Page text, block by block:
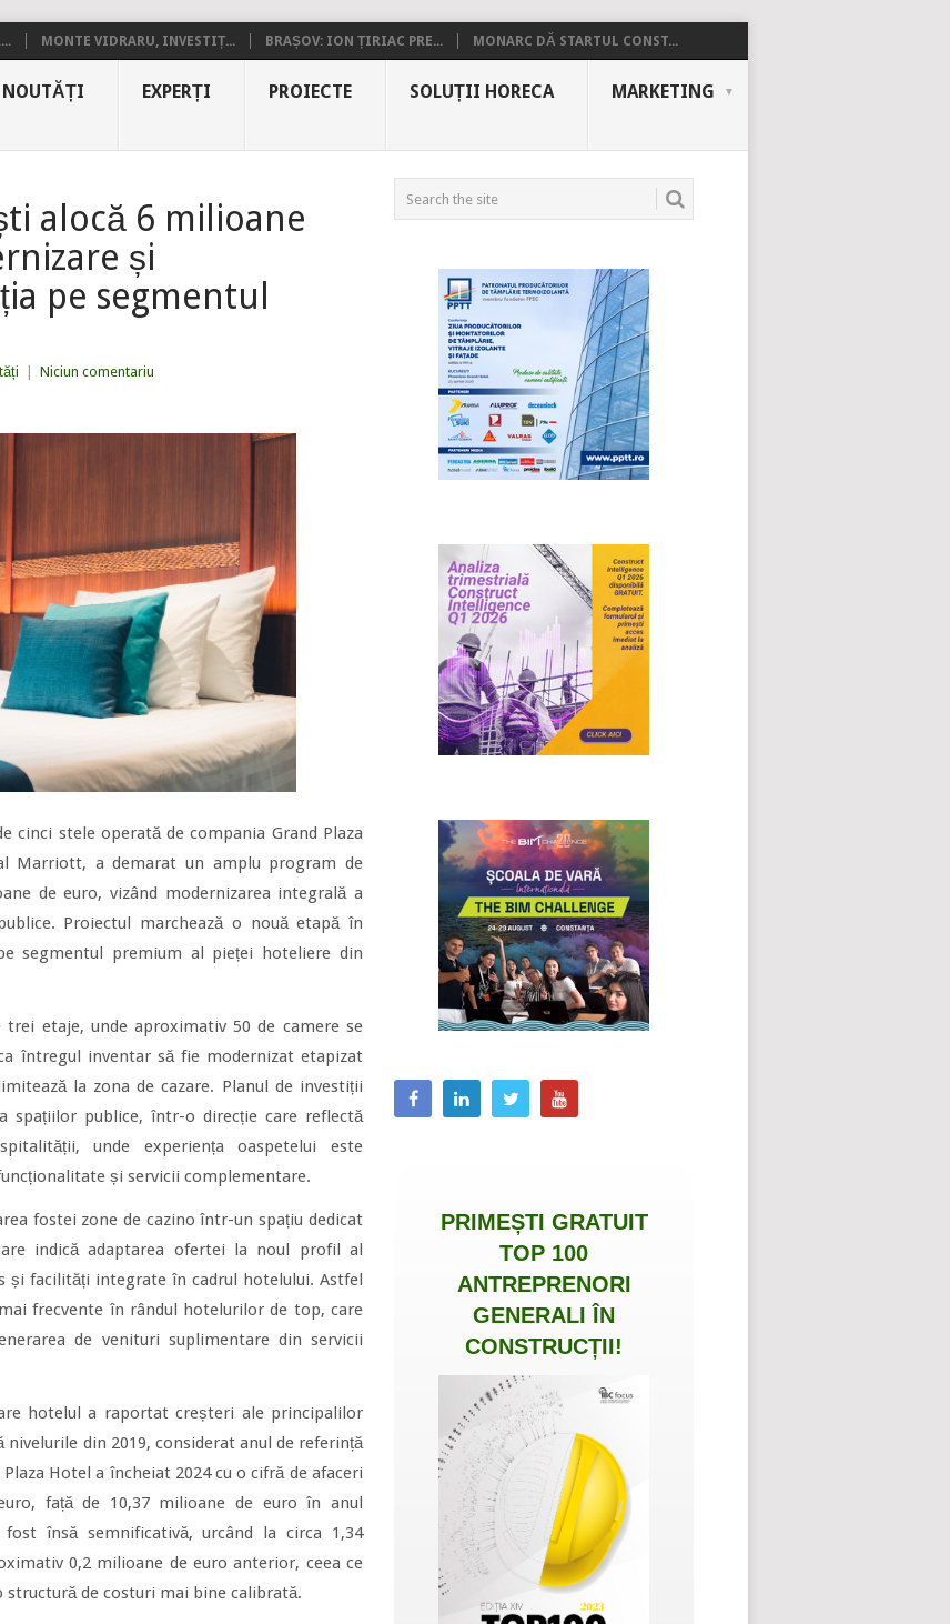
MONTE VIDRARU, INVESTIȚ... BRAȘOV: ION ȚIRIAC PRE... MONARC DĂ STARTUL CONST...
NOUTĂȚI EXPERȚI PROIECTE SOLUȚII HORECA MARKETING
alocă 6 milioane
și
pe segmentul
Niciun comentariu
cinci stele operată de compania Grand Plaza
Marriott, a demarat un amplu program de
de euro, vizând modernizarea integrală a
Proiectul marchează o nouă etapă în
segmentul premium al pieței hoteliere din
etaje, unde aproximativ 50 de camere se
întregul inventar să fie modernizat etapizat
la zona de cazare. Planul de investiții
spațiilor publice, într-o direcție care reflectă
unde experiența oaspetelui este
și servicii complementare.
fostei zone de cazino într-un spațiu dedicat
indică adaptarea ofertei la noul profil al
și facilități integrate în cadrul hotelului. Astfel
frecvente în rândul hotelurilor de top, care
de venituri suplimentare din servicii
hotelul a raportat creșteri ale principalilor
din 2019, considerat anul de referință
Hotel a încheiat 2024 cu o cifră de afaceri
față de 10,37 milioane de euro în anul
însă semnificativă, urcând la circa 1,34
0,2 milioane de euro anterior, ceea ce
de costuri mai bine calibrată.
PRIMEȘTI GRATUIT
TOP 100
ANTREPRENORI
GENERALI ÎN
CONSTRUCȚII!